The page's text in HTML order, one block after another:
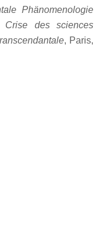
Phänomenologie
Crise des sciences
, Paris,